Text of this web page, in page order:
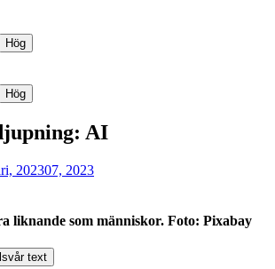
Hög
Hög
AI
202307, 2023
liknande som människor. Foto: Pixabay
text